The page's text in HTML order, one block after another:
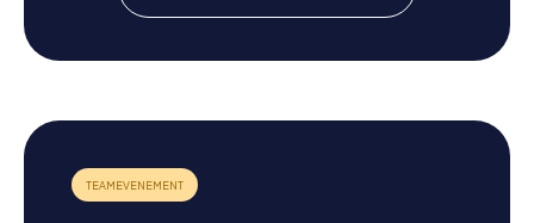
Na een spannende speurtocht in Unterschleißheim kun je
de omgeving verder verkennen. De Unterschleißheimer
München is slechts een korte S-Bahn-rit verwijderd en
nodigt uit tot verdere ontdekkingen. Of je nu wilt
genieten van de natuur of het bruisende stadsleven wilt
ervaren – Unterschleißheim en zijn omgeving hebben voor